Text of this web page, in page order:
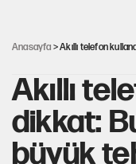
Anasayfa > Akıllı telefon
Akıllı
dikkat:
büyük